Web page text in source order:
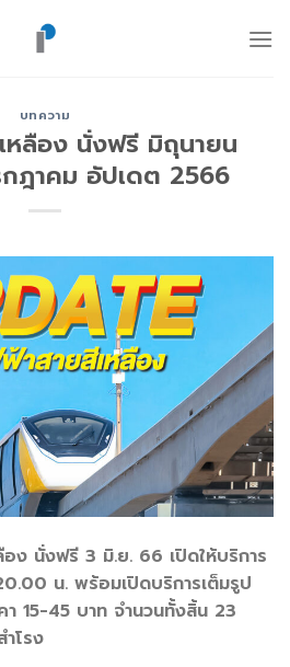
บทความ
หลือง นั่งฟรี มิถุนายน
ฎาคม อัปเดต 2566
อง นั่งฟรี 3 มิ.ย. 66 เปิดให้บริการ
น. พร้อมเปิดบริการเต็มรูป
15-45 บาท จำนวนทั้งสิ้น 23
โรง